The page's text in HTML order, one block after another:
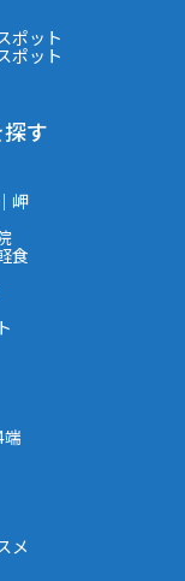
ポット
ポット
す
岬
食
端
メ